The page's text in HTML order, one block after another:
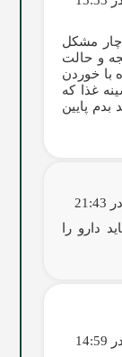
مشکل
و حالت
با خوردن
غذا که
بدم پایین
دارو را